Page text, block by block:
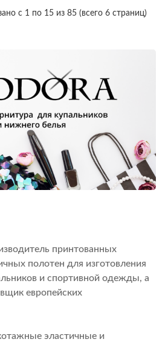
с 1 по 15 из 85 (всего 6 страниц)
принтованных
полотен для изготовления
и спортивной одежды, а
европейских
эластичные и